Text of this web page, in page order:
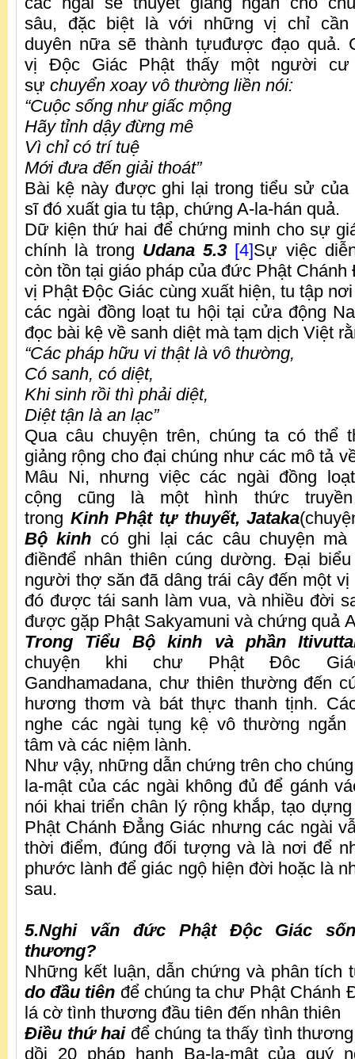
sâu, đặc biệt là với những vị chỉ cần
duyên nữa sẽ thành tựuđược đạo quả.
vị Độc Giác Phật thấy một người
sự chuyển xoay vô thường liền nói:
“Cuộc sống như giấc mộng
Hãy tỉnh dậy đừng mê
Vì chỉ có trí tuệ
Mới đưa đến giải thoát”
Bài kệ này được ghi lại trong tiểu sử
sĩ đó xuất gia tu tập, chứng A-la-hán quả.
Dữ kiện thứ hai để chứng minh cho sự
chính là trong Udana 5.3 [4]Sự việc
còn tồn tại giáo pháp của đức Phật
vị Phật Độc Giác cùng xuất hiện, tu tập
các ngài đồng loạt tu hội tại cửa động
đọc bài kệ về sanh diệt mà tạm dịch Việt
“Các pháp hữu vi thật là vô thường,
Có sanh, có diệt,
Khi sinh rồi thì phải diệt,
Diệt tận là an lạc”
Qua câu chuyện trên, chúng ta có thể
giảng rộng cho đại chúng như các mô tả
Mâu Ni, nhưng việc các ngài đồng
cộng cũng là một hình thức
trong Kinh Phật tự thuyết, Jataka
Bộ kinh có ghi lại các câu chuyện
điềnđể nhân thiên cúng dường. Đại
người thợ săn đã dâng trái cây đến một
đó được tái sanh làm vua, và nhiều đời
được gặp Phật Sakyamuni và chứng quả
Trong Tiểu Bộ kinh và phần
chuyện khi chư Phật Đôc
Gandhamadana, chư thiên thường đến
hương thơm và bát thực thanh tịnh.
nghe các ngài tụng kệ vô thường
tâm và các niệm lành.
Như vậy, những dẫn chứng trên cho
la-mật của các ngài không đủ để gánh
nói khai triển chân lý rộng khắp, tạo
Phật Chánh Đẳng Giác nhưng các ngài
thời điểm, đúng đối tượng và là nơi để
phước lành để giác ngộ hiện đời hoặc là
sau.
5.Nghi vấn đức Phật Độc Giác
thương?
Những kết luận, dẫn chứng và phân
do đầu tiên để chúng ta chư Phật Chánh
lá cờ tình thương đầu tiên đến nhân thiên
Điều thứ haiđể chúng ta thấy tình
dồi 20 pháp hạnh Ba-la-mật của quý